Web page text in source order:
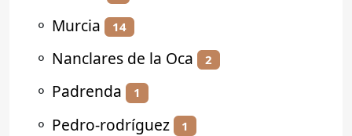
⚬ Murcia 14
⚬ Nanclares de la Oca 2
⚬ Padrenda 1
⚬ Pedro-rodríguez 1